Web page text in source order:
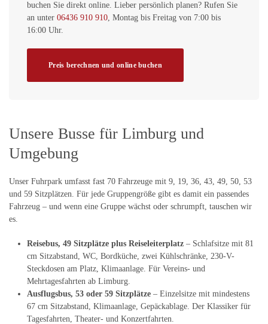
buchen Sie direkt online. Lieber persönlich planen? Rufen Sie
an unter 06436 910 910, Montag bis Freitag von 7:00 bis
16:00 Uhr.
Preis berechnen und online buchen
Unsere Busse für Limburg und
Umgebung
Unser Fuhrpark umfasst fast 70 Fahrzeuge mit 9, 19, 36, 43, 49, 50, 53
und 59 Sitzplätzen. Für jede Gruppengröße gibt es damit ein passendes
Fahrzeug – und wenn eine Gruppe wächst oder schrumpft, tauschen wir
es.
Reisebus, 49 Sitzplätze plus Reiseleiterplatz – Schlafsitze mit 81
cm Sitzabstand, WC, Bordküche, zwei Kühlschränke, 230-V-
Steckdosen am Platz, Klimaanlage. Für Vereins- und
Mehrtagesfahrten ab Limburg.
Ausflugsbus, 53 oder 59 Sitzplätze – Einzelsitze mit mindestens
67 cm Sitzabstand, Klimaanlage, Gepäckablage. Der Klassiker für
Tagesfahrten, Theater- und Konzertfahrten.